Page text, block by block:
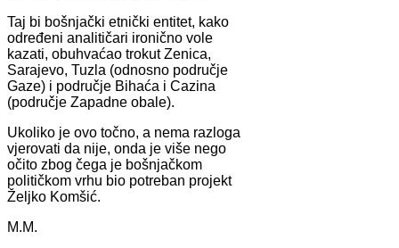
Taj bi bošnjački etnički entitet, kako
određeni analitičari ironično vole
kazati, obuhvaćao trokut Zenica,
Sarajevo, Tuzla (odnosno područje
Gaze) i područje Bihaća i Cazina
(područje Zapadne obale).
Ukoliko je ovo točno, a nema razloga
vjerovati da nije, onda je više nego
očito zbog čega je bošnjačkom
političkom vrhu bio potreban projekt
Željko Komšić.
M.M.